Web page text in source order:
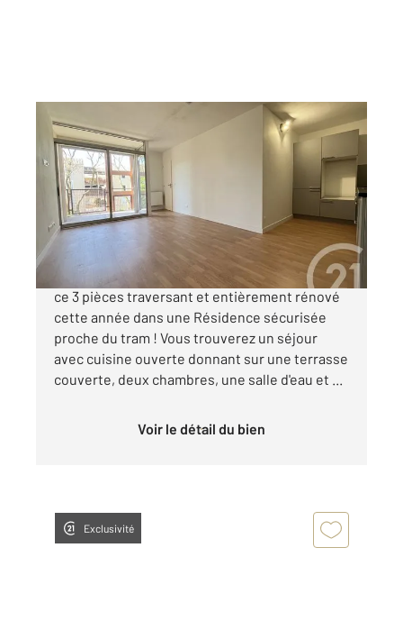
MONTPELLIER 34
52 m2, 3 pièces
Ref : 54787
Appartement F3 à vendre
149 500 €
Montpellier - Celleneuve Nous vous proposons
ce 3 pièces traversant et entièrement rénové
cette année dans une Résidence sécurisée
proche du tram ! Vous trouverez un séjour
avec cuisine ouverte donnant sur une terrasse
couverte, deux chambres, une salle d'eau et ...
Voir le détail du bien
Exclusivité